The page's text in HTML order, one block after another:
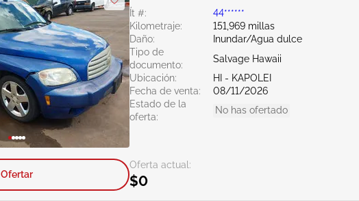
Ít #:
44******
Kilometraje:
151,969 millas
Daño:
Inundar/Agua dulce
Tipo de
documento:
Salvage Hawaii
Ubicación:
HI - KAPOLEI
Fecha de venta:
08/11/2026
Estado de la
oferta:
No has ofertado
Oferta actual:
$0
Ofertar